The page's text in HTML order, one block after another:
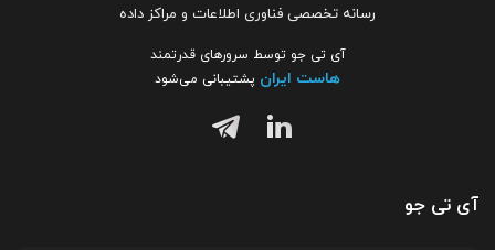
رسانه تخصصی فناوری اطلاعات و مراکز داده
آی تی جو توسط سرورهای قدرتمند
هاست ایران پشتیبانی می‌شود
آی تی جو